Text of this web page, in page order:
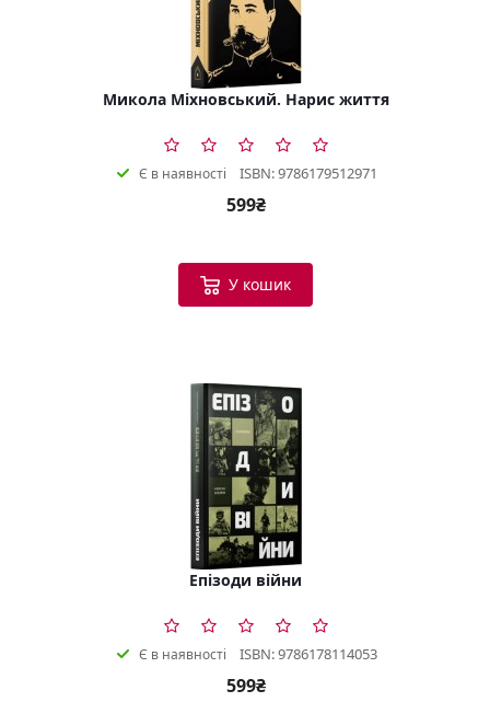
Микола Міхновський. Нарис життя
Є в наявності ISBN: 9786179512971
599₴
У кошик
Епізоди війни
Є в наявності ISBN: 9786178114053
599₴